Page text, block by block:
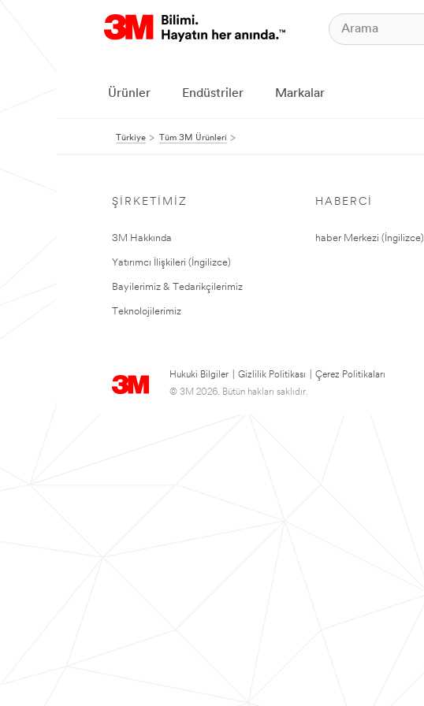
Ürünler Endüstriler Markalar
Türkiye Tüm 3M Ürünleri
ŞIRKETIMIZ
3M Hakkında
Yatırımcı İlişkileri (İngilizce)
Bayilerimiz & Tedarikçilerimiz
Teknolojilerimiz
HABERCI
haber Merkezi (İngilizce)
Hukuki Bilgiler Gizlilik Politikası
Çerez Politikaları
© 3M 2026. Bütün hakları saklıdır.